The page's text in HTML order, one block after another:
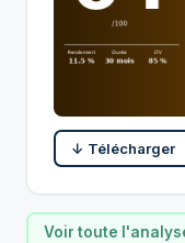
↓ Télécharger
Voir toute